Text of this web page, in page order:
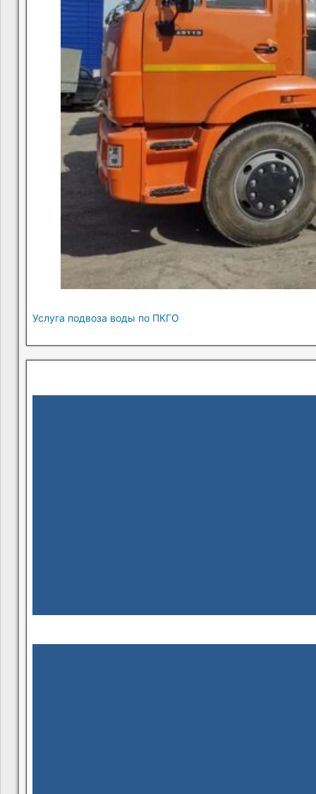
Услуга подвоза воды по ПКГО